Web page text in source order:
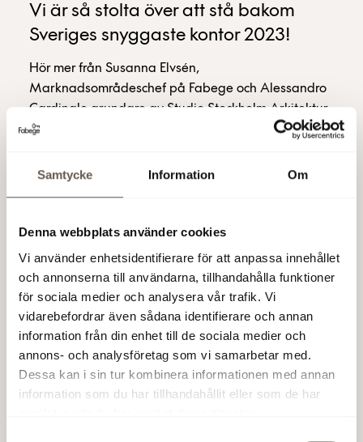
Samtycke Information Om
Denna webbplats använder cookies
Vi använder enhetsidentifierare för att anpassa innehållet
och annonserna till användarna, tillhandahålla funktioner
för sociala medier och analysera vår trafik. Vi
vidarebefordrar även sådana identifierare och annan
information från din enhet till de sociala medier och
annons- och analysföretag som vi samarbetar med.
Dessa kan i sin tur kombinera informationen med annan
information som du har tillhandahållit eller som de har
Vi är så stolta över att stå bakom
Sveriges snyggaste kontor 2023!
Hör mer från Susanna Elvsén,
Marknadsområdeschef på Fabege och Alessandro
Cardinale grundare av Studio Stockholm Arkitektur,
om det banbrytande konceptet som gjorde att vi tog
Skapad:09 april 2024
Läs även